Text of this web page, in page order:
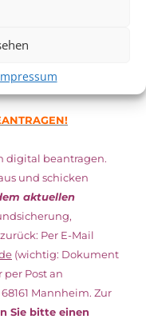
digital beantragen.
und schicken
aktuellen
Per E-Mail
(wichtig: Dokument
per Post an
Mannheim. Zur
Sie bitte einen